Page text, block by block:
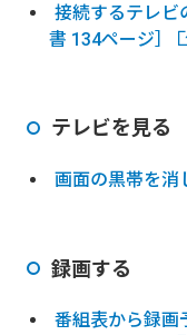
接続するテレビ
書 134ページ］
テレビを見る
画面の黒帯を消
録画する
番組表から録画